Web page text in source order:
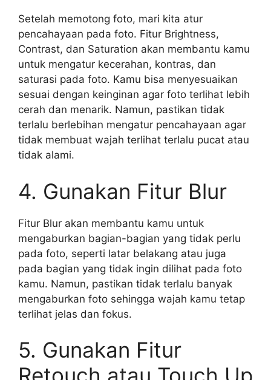
Setelah memotong foto, mari kita atur
pencahayaan pada foto. Fitur Brightness,
Contrast, dan Saturation akan membantu kamu
untuk mengatur kecerahan, kontras, dan
saturasi pada foto. Kamu bisa menyesuaikan
sesuai dengan keinginan agar foto terlihat lebih
cerah dan menarik. Namun, pastikan tidak
terlalu berlebihan mengatur pencahayaan agar
tidak membuat wajah terlihat terlalu pucat atau
tidak alami.
4. Gunakan Fitur Blur
Fitur Blur akan membantu kamu untuk
mengaburkan bagian-bagian yang tidak perlu
pada foto, seperti latar belakang atau juga
pada bagian yang tidak ingin dilihat pada foto
kamu. Namun, pastikan tidak terlalu banyak
mengaburkan foto sehingga wajah kamu tetap
terlihat jelas dan fokus.
5. Gunakan Fitur